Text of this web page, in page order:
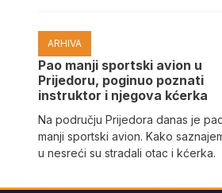
ARHIVA
Pao manji sportski avion u
Prijedoru, poginuo poznati
instruktor i njegova kćerka
Na području Prijedora danas je
manji sportski avion. Kako
u nesreći su stradali otac i kćerka.